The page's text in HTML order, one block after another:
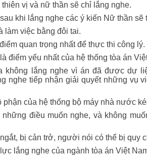
vị và nữ thần sẽ chỉ lắng nghe.
khi lắng nghe các ý kiến Nữ thần sẽ
làm việc bằng đôi tai.
quan trọng nhất để thực thi công lý.
điểm yếu nhất của hệ thống tòa án
không lắng nghe vì án đã được dự
nghe tiếp nhận giải quyết những vụ
phận của hệ thống bộ máy nhà nước
điều muốn nghe, và không
bị cản trở, người nói có thể bị quy
lắng nghe của ngành tòa án Việt